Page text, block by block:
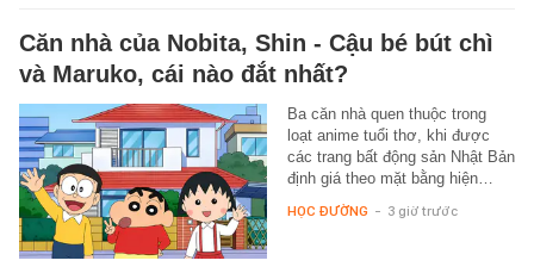
Căn nhà của Nobita, Shin - Cậu bé bút chì
và Maruko, cái nào đắt nhất?
Ba căn nhà quen thuộc trong
loạt anime tuổi thơ, khi được
các trang bất động sản Nhật Bản
định giá theo mặt bằng hiện…
HỌC ĐƯỜNG - 3 giờ trước